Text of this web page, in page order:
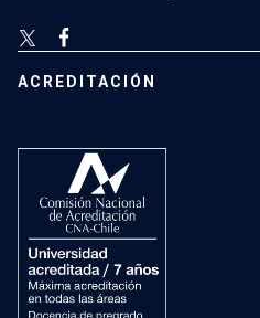
ACREDITACIÓN